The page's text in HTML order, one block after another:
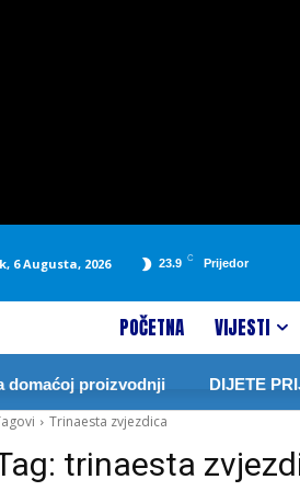
6 Augusta, 2026 23.9 C Prijedor
POČETNA VIJESTI
proizvodnji DIJETE
Trinaesta zvjezdica
trinaesta